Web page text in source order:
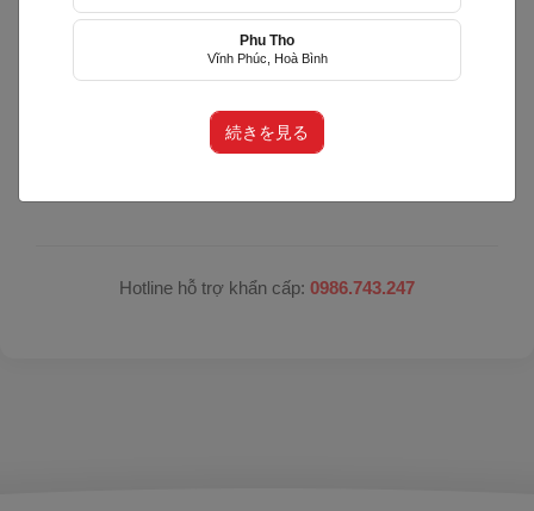
Hệ thống đang nâng cấp bảo trì
trải nghiệm tốt hơn.
Xin vui lòng trở lại sau. Xin lỗi quý khách vì sự bất tiện
Hotline hỗ trợ khẩn cấp: 0986.743.247
Phu Tho
Vĩnh Phúc, Hoà Bình
続きを見る